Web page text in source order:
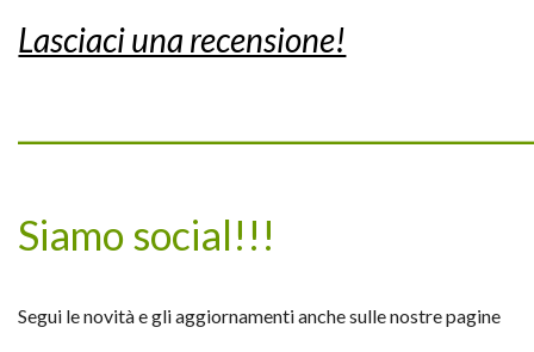
Lasciaci una recensione!
Siamo social!!!
Segui le novità e gli aggiornamenti anche sulle nostre pagine